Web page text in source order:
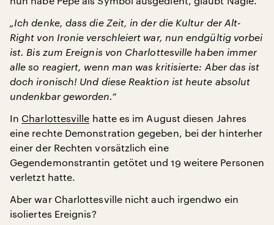
„Ich denke, dass die Zeit, in der die Kultur der Alt-
Right von Ironie verschleiert war, nun endgültig vorbei
ist. Bis zum Ereignis von Charlottesville haben immer
alle so reagiert, wenn man was kritisierte: Aber das ist
doch ironisch! Und diese Reaktion ist heute absolut
undenkbar geworden.“
In Charlottesville hatte es im August diesen Jahres
eine rechte Demonstration gegeben, bei der hinterher
einer der Rechten vorsätzlich eine
Gegendemonstrantin getötet und 19 weitere Personen
verletzt hatte.
Aber war Charlottesville nicht auch irgendwo ein
isoliertes Ereignis?